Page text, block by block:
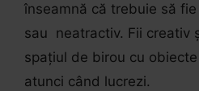
înseamnă că trebuie să
sau neatractiv. Fii creativ
spațiul de birou cu
atunci când lucrezi.